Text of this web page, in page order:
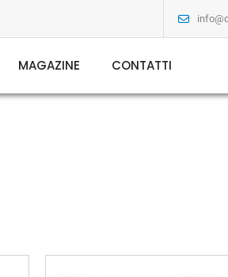
MAGAZINE CONTATTI